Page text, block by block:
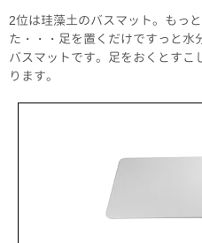
2位は珪藻土のバスマット。もっ
た・・・足を置くだけですっと水
バスマットです。足をおくとす
ります。